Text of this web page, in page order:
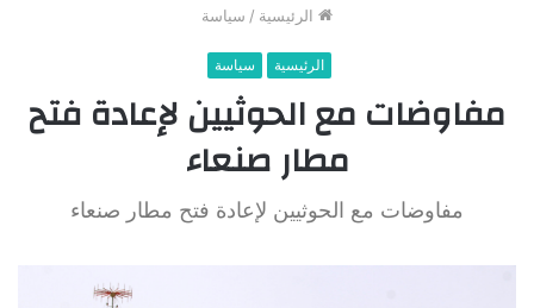
الرئيسية / سياسة
الرئيسية سياسة
مفاوضات مع الحوثيين لإعادة فتح
مطار صنعاء
مفاوضات مع الحوثيين لإعادة فتح مطار صنعاء